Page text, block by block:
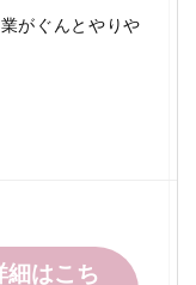
がぐんとやりや
細はこち